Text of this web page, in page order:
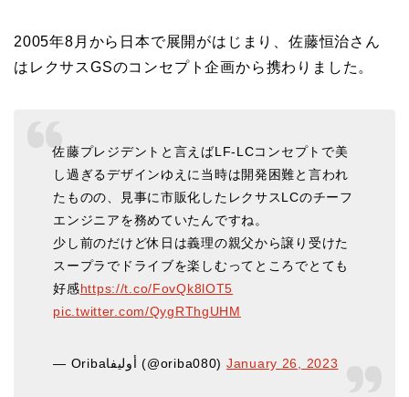
2005年8月から日本で展開がはじまり、佐藤恒治さん
はレクサスGSのコンセプト企画から携わりました。
佐藤プレジデントと言えばLF-LCコンセプトで美
し過ぎるデザインゆえに当時は開発困難と言われ
たものの、見事に市販化したレクサスLCのチーフ
エンジニアを務めていたんですね。
少し前のだけど休日は義理の親父から譲り受けた
スープラでドライブを楽しむってところでとても
好感https://t.co/FovQk8lOT5
pic.twitter.com/QygRThgUHM
— Oribaأوليفا (@oriba080) January 26, 2023